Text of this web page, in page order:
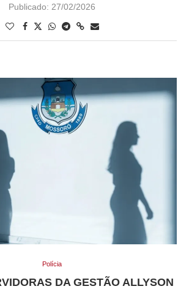
Publicado: 27/02/2026
Polícia
DA GESTÃO ALLYSON